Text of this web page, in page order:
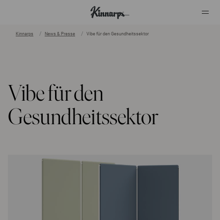
Kinnarps News & Presse Vibe für den Gesundheitssektor
Vibe für den
Gesundheitssektor